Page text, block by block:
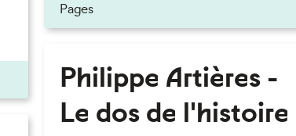
Pages
Philippe Artières -
Le dos de l'histoire